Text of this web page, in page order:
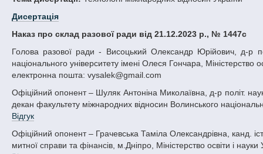
Дисертація
Наказ про склад разової ради від 21.12.2023 р., № 1447с
Голова разової ради - Висоцький Олександр Юрійович, д-р політ. наук, проф., професор кафедри міжнародних відносин Дніпровського
національного університету імені Олеся Гончара, Міністерство
електронна пошта: vysalek@gmail.com
Офіційний опонент – Шуляк Антоніна Миколаївна, д-р політ. наук, проф., професор кафедри міжнародних комунікацій та політичного аналізу,
декан факультету міжнародних відносин Волинського
Відгук
Офіційний опонент – Грачевська Таміла Олександрівна, канд. іст. наук, доц., доцент кафедри міжнародних економічних відносин Університету
митної справи та фінансів, м.Дніпро, Міністерство освіти і науки